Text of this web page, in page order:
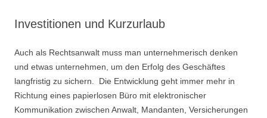
Investitionen und Kurzurlaub
Auch als Rechtsanwalt muss man unternehmerisch denken
und etwas unternehmen, um den Erfolg des Geschäftes
langfristig zu sichern. Die Entwicklung geht immer mehr in
Richtung eines papierlosen Büro mit elektronischer
Kommunikation zwischen Anwalt, Mandanten, Versicherungen